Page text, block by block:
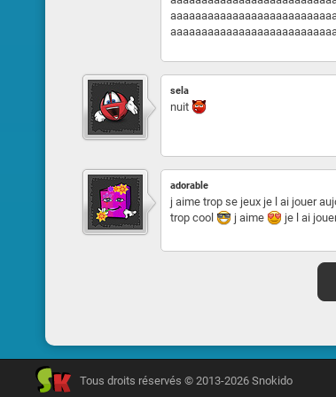
sela
nuit
adorable
j aime trop se jeux je l ai jouer
trop cool
j aime je l ai
Tous droits réservés © 2013-2026 Snokido